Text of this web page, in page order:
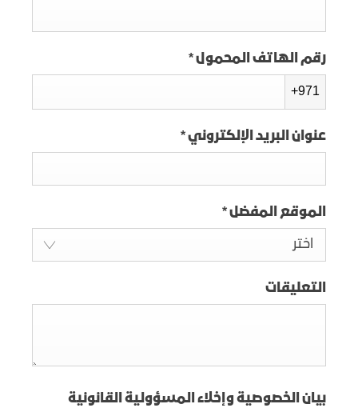
رقم الهاتف المحمول*
+971
عنوان البريد الإلكتروني*
الموقع المفضل*
اختر
التعليقات
بيان الخصوصية وإخلاء المسؤولية القانونية